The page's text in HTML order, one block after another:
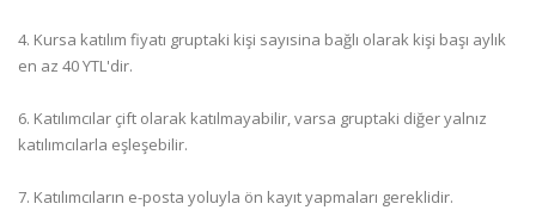
4. Kursa katılım fiyatı gruptaki kişi sayısina bağlı olarak kişi başı aylık
en az 40 YTL'dir.
6. Katılımcılar çift olarak katılmayabilir, varsa gruptaki diğer yalnız
katılımcılarla eşleşebilir.
7. Katılımcıların e-posta yoluyla ön kayıt yapmaları gereklidir.